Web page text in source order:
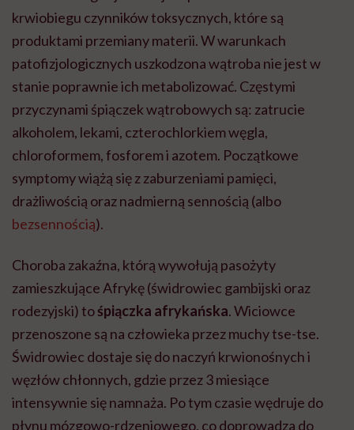
krwiobiegu czynników toksycznych, które są
produktami przemiany materii. W warunkach
patofizjologicznych uszkodzona wątroba nie jest w
stanie poprawnie ich metabolizować. Częstymi
przyczynami śpiączek wątrobowych są: zatrucie
alkoholem, lekami, czterochlorkiem węgla,
chloroformem, fosforem i azotem. Początkowe
symptomy wiążą się z zaburzeniami pamięci,
drażliwością oraz nadmierną sennością (albo
bezsennością).
Choroba zakaźna, którą wywołują pasożyty
zamieszkujące Afrykę (świdrowiec gambijski oraz
rodezyjski) tośpiączka afrykańska. Wiciowce
przenoszone są na człowieka przez muchy tse-tse.
Świdrowiec dostaje się do naczyń krwionośnych i
węzłów chłonnych, gdzie przez 3 miesiące
intensywnie się namnaża. Po tym czasie wędruje do
płynu mózgowo-rdzeniowego, co doprowadza do